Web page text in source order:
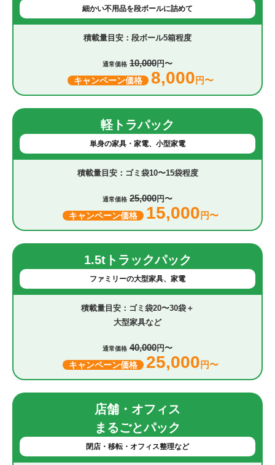
細かい不用品を段ボールに詰めて
段ボール5箱程度
通常価格 10,000円〜
キャンペーン価格 8,000 円〜
軽トラパック
単身の家具・家電、小型家電
ゴミ袋10〜15袋程度
通常価格 25,000円〜
キャンペーン価格 15,000 円〜
1.5tトラックパック
ファミリーの大型家具、家電
ゴミ袋20〜30袋＋
大型家具など
通常価格 40,000円〜
キャンペーン価格 25,000 円〜
店舗・オフィス
まるごとパック
閉店・移転・オフィス整理など